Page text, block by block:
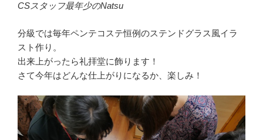
CSスタッフ最年少のNatsu
分級では毎年ペンテコステ恒例のステンドグラス風イラ
スト作り。
出来上がったら礼拝堂に飾ります！
さて今年はどんな仕上がりになるか、楽しみ！